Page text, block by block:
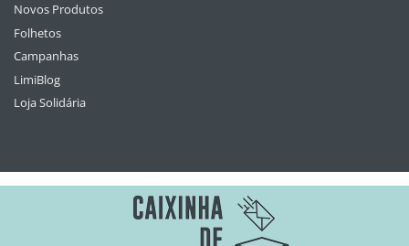
Novos Produtos
Folhetos
Campanhas
LimiBlog
Loja Solidária